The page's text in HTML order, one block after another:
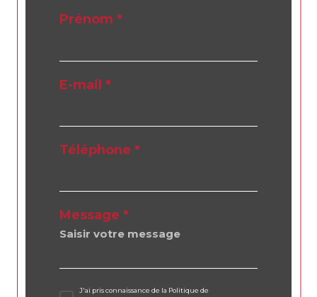
Prénom *
E-mail *
Téléphone *
Message *
J'ai pris connaissance de la Politique de